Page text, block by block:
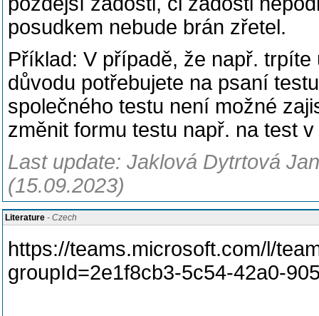
posudkem nebude brán zřetel.
Příklad: V případě, že např.
důvodu potřebujete na psaní
společného testu není možné
změnit formu testu např. na test
Last update: Jaklová Dytrtová
(15.09.2023)
Literature - Czech
https://teams.microsoft.com/l/
groupId=2e1f8cb3-5c54-42a0-